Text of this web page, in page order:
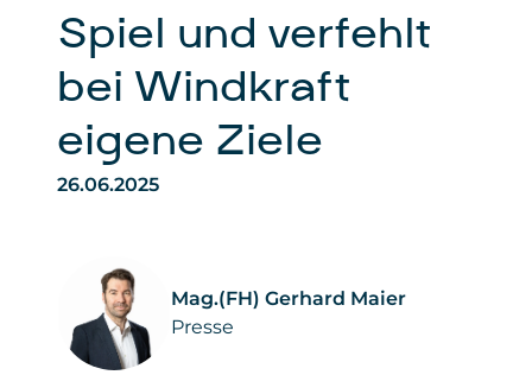
Spiel und verfehlt
bei Windkraft
eigene Ziele
26.06.2025
Mag.(FH) Gerhard Maier
Presse